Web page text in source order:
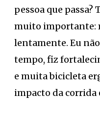
pessoa que passa?
muito importante:
lentamente. Eu
tempo, fiz
e muita bicicleta
impacto da corrida